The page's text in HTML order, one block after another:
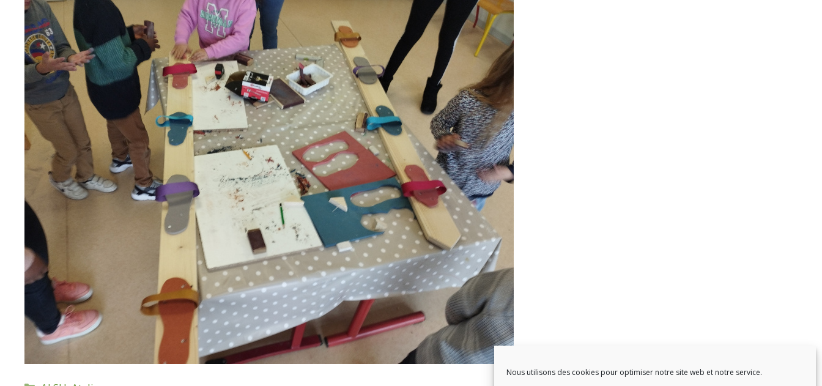
Nous utilisons des cookies pour optimiser notre site web et notre service.